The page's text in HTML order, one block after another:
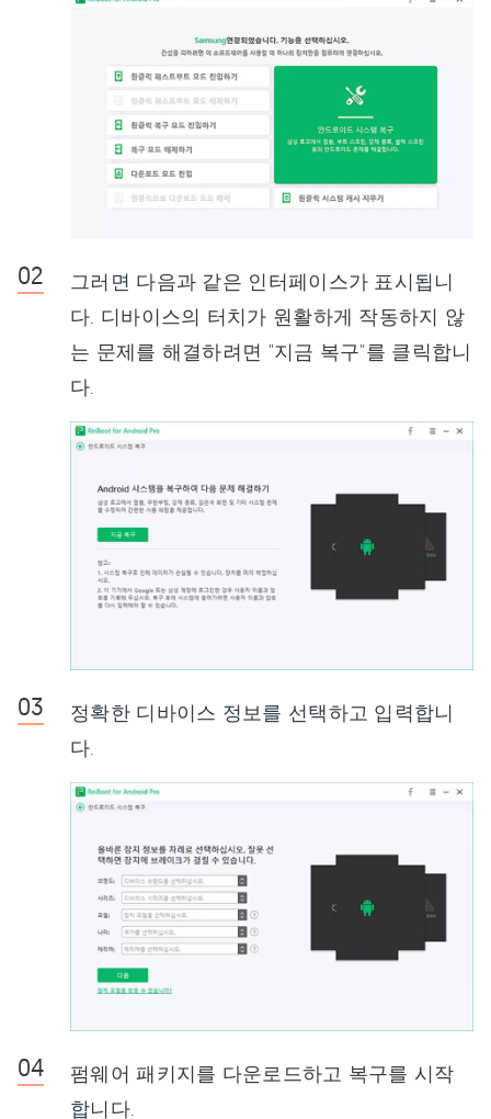
그러면 다음과 같은 인터페이스가 표시됩니
다. 디바이스의 터치가 원활하게 작동하지 않
는 문제를 해결하려면 "지금 복구"를 클릭합니
다.
정확한 디바이스 정보를 선택하고 입력합니
다.
펌웨어 패키지를 다운로드하고 복구를 시작
합니다.